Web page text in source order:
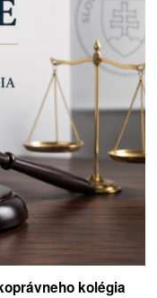
kolégia